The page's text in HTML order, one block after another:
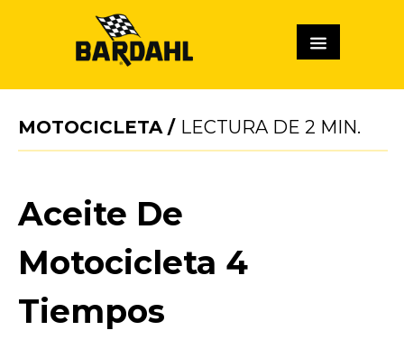
MOTOCICLETA/ LECTURA DE 2 MIN.
Aceite De
Motocicleta 4
Tiempos